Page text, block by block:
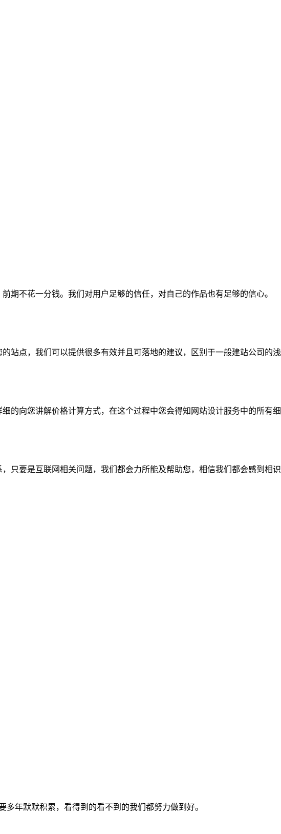
期不花一分钱。我们对用户足够的信任，对自己的作品也有足够的信心。
站点，我们可以提供很多有效并且可落地的建议，区别于一般建站公司的
的向您讲解价格计算方式，在这个过程中您会得知网站设计服务中的所有
只要是互联网相关问题，我们都会力所能及帮助您，相信我们都会感到相
年默默积累，看得到的看不到的我们都努力做到好。